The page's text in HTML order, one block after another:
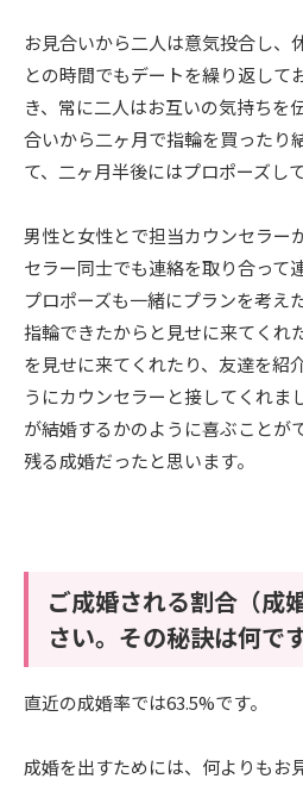
お見合いから二人は意気投合し、
との時間でもデートを繰り返して
き、常に二人はお互いの気持ちを
合いから二ヶ月で指輪を買ったり
て、二ヶ月半後にはプロポーズし
男性と女性とで担当カウンセラー
セラー同士でも連絡を取り合って
プロポーズも一緒にプランを考え
指輪できたからと見せに来てくれ
を見せに来てくれたり、友達を紹
うにカウンセラーと接してくれま
が結婚するかのように喜ぶことが
残る成婚だったと思います。
ご成婚される割合（成
さい。その秘訣は何で
直近の成婚率では63.5%です。
成婚を出すためには、何よりもお